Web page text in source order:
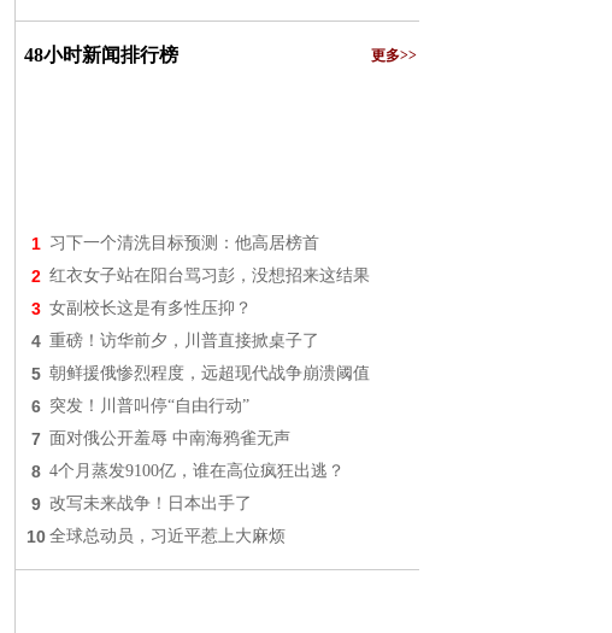
48小时新闻排行榜 更多>>
1 习下一个清洗目标预测：他高居榜首
2 红衣女子站在阳台骂习彭，没想招来这结果
3 女副校长这是有多性压抑？
4 重磅！访华前夕，川普直接掀桌子了
5 朝鲜援俄惨烈程度，远超现代战争崩溃阈值
6 突发！川普叫停“自由行动”
7 面对俄公开羞辱 中南海鸦雀无声
8 4个月蒸发9100亿，谁在高位疯狂出逃？
9 改写未来战争！日本出手了
10 全球总动员，习近平惹上大麻烦